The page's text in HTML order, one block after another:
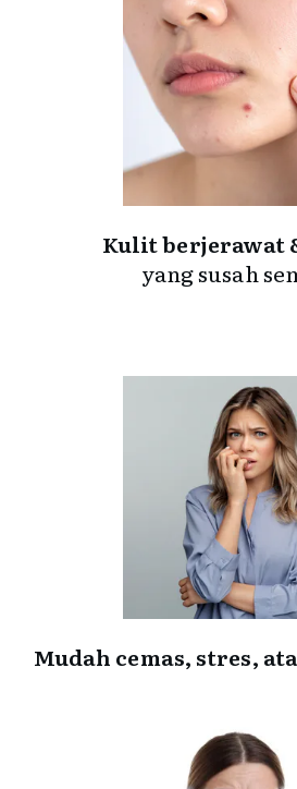
Kulit berjerawat
yang susah
Mudah cemas, stres,